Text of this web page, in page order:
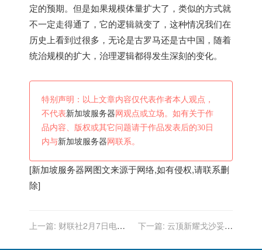
定的预期。但是如果规模体量扩大了，类似的方式就
不一定走得通了，它的逻辑就变了，这种情况我们在
历史上看到过很多，无论是古罗马还是古中国，随着
统治规模的扩大，治理逻辑都得发生深刻的变化。
特别声明：以上文章内容仅代表作者本人观点，
不代表新加坡服务器 网观点或立场。如有关于作
品内容、版权或其它问题请于作品发表后的30日
内与新加坡服务器 网联系。
[新加坡服务器网图文来源于网络,如有侵权,请联系删
除]
上一篇: 财联社2月7日电，
下一篇: 云顶新耀戈沙妥珠